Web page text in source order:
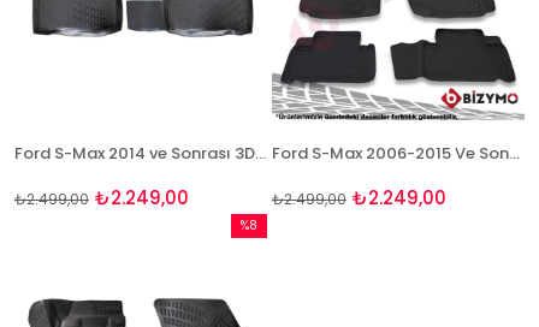
Ford S-Max 2014 ve Sonrası 3D Havuzlu Paspas Bizymo
₺2.249,00
₺2.499,00
Ford S-Max 2006-2015 Ve Sonrası 3D Paspas Takımı Bizymo
₺2.249,00
₺2.499,00
%8